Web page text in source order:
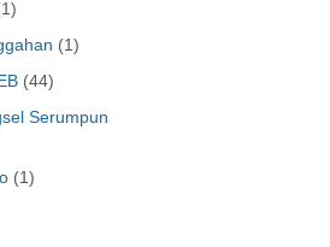
(1)
(44)
Serumpun
(1)